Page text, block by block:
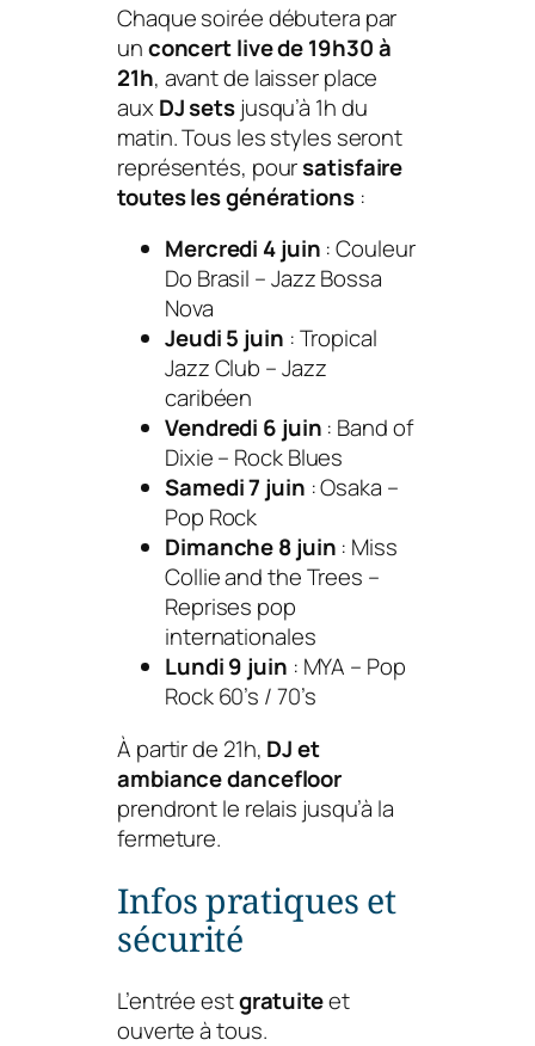
Chaque soirée débutera par
unconcert live de 19h30 à
21h, avant de laisser place
aux DJ setsjusqu’à 1h du
matin. Tous les styles seront
représentés, poursatisfaire
toutes les générations:
Mercredi 4 juin :Couleur
Do Brasil – Jazz Bossa
Nova
Jeudi 5 juin :Tropical
Jazz Club – Jazz
caribéen
Vendredi 6 juin : Band of
Dixie– Rock Blues
Samedi 7 juin :Osaka –
Pop Rock
Dimanche 8 juin : Miss
Collie and the Trees –
Reprises pop
internationales
Lundi 9 juin : MYA – Pop
Rock 60’s / 70’s
À partir de 21h, DJ et
ambiance dancefloor
prendront le relais jusqu’à la
fermeture.
Infos pratiques et
sécurité
L’entrée estgratuiteet
ouverte à tous.